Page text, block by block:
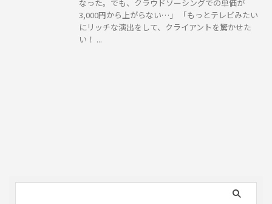
なった。でも、クラウドソーシングでの単価が
3,000円から上がらない…」 「もっとテレビみたい
にリッチな演出をして、クライアントを驚かせた
い！ ...